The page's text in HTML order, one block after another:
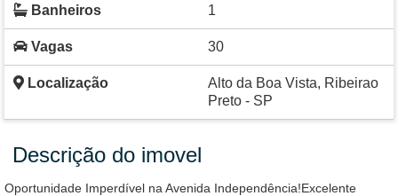
Banheiros 1
Vagas 30
Localização
Alto da Boa Vista, Ribeirao
Preto - SP
Descrição do imovel
Oportunidade Imperdível na Avenida Independência!Excelente